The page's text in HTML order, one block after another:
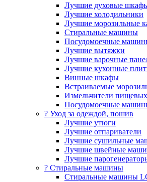
Лучшие духовые
Лучшие холодильники
Лучшие морозильные
Стиральные машины
Посудомоечные
Лучшие вытяжки
Лучшие варочные
Лучшие кухонные
Винные шкафы
Встраиваемые
Измельчители
Посудомоечные
? Уход за одеждой, пошив
Лучшие утюги
Лучшие отпариватели
Лучшие сушильные
Лучшие швейные
Лучшие
? Стиральные машины
Стиральные машины